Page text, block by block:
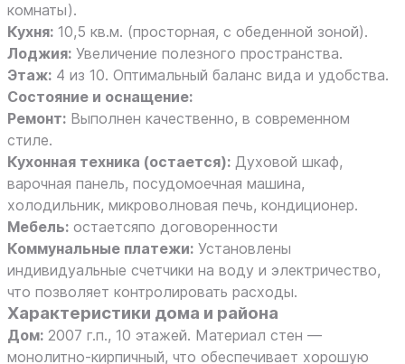
комнаты).
Кухня: 10,5 кв.м. (просторная, с обеденной зоной).
Лоджия: Увеличение полезного пространства.
Этаж: 4 из 10. Оптимальный баланс вида и удобства.
Состояние и оснащение:
Ремонт: Выполнен качественно, в современном
стиле.
Кухонная техника (остается): Духовой шкаф,
варочная панель, посудомоечная машина,
холодильник, микроволновая печь, кондиционер.
Мебель: остаетсяпо договоренности
Коммунальные платежи: Установлены
индивидуальные счетчики на воду и электричество,
что позволяет контролировать расходы.
Характеристики дома и района
Дом: 2007 г.п., 10 этажей. Материал стен —
монолитно-кирпичный, что обеспечивает хорошую